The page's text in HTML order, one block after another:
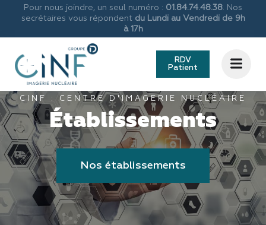
Pour nous joindre, un seul numéro : 01.84.74.48.38. Nos
secrétaires vous répondent du Lundi au Vendredi de 9h
à 17h
RDV
Patient
CINF : CENTRE D'IMAGERIE NUCLÉAIRE
Établissements
Nos établissements